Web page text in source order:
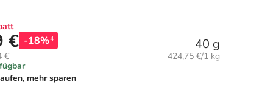
€ -18%4
€
40 g
Grundpreis:
424,75 €/1 kg
mehr sparen